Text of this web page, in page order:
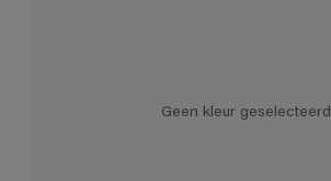
Geen kleur geselecteerd